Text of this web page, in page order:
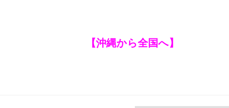
【沖縄から全国へ】